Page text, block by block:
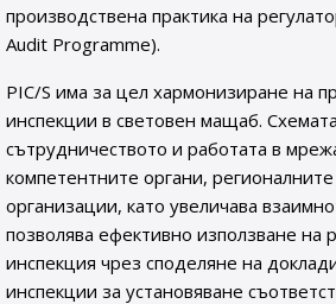
производствена практика на
Audit Programme).
PIC/S има за цел хармонизиране на
инспекции в световен мащаб.
сътрудничеството и работата в
компетентните органи,
организации, като увеличава
позволява ефективно използване на
инспекция чрез споделяне на
инспекции за установяване